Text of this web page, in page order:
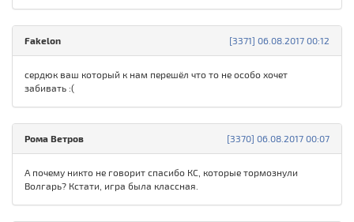
[3371] 06.08.2017 00:12
Fakelon
сердюк ваш который к нам перешёл что то не особо хочет
забивать :(
[3370] 06.08.2017 00:07
Рома Ветров
А почему никто не говорит спасибо КС, которые тормознули
Волгарь? Кстати, игра была классная.